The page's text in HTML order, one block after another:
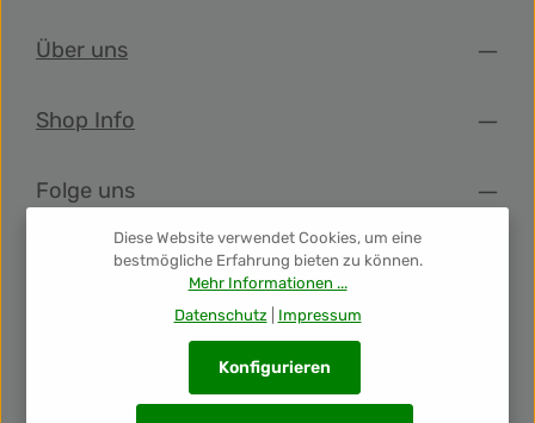
Über uns
Shop Info
Folge uns
Newsletter
Unsere Auszeichnungen
Diese Website verwendet Cookies, um eine
bestmögliche Erfahrung bieten zu können.
Mehr Informationen ...
Datenschutz
Impressum
Konfigurieren